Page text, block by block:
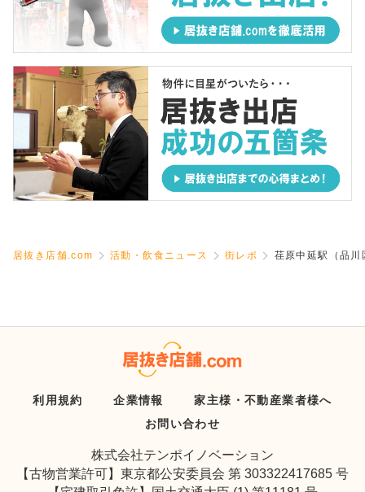
居抜き店舗.com 活動・飲食ニュース 街レポ 荏原中延駅（品
利用規約 企業情報
家主様・不動産業者様へ
お問い合わせ
株式会社テンポイノベーション
【古物営業許可】東京都公安委員会 第 303322417685 号